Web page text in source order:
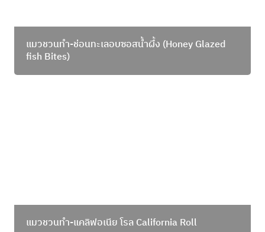
แมวชวนทำ-ช่อนทะเลอบซอสน้ำผึ้ง (Honey Glazed
fish Bites)
แมวชวนทำ-แคลิฟอเนีย โรล California Roll